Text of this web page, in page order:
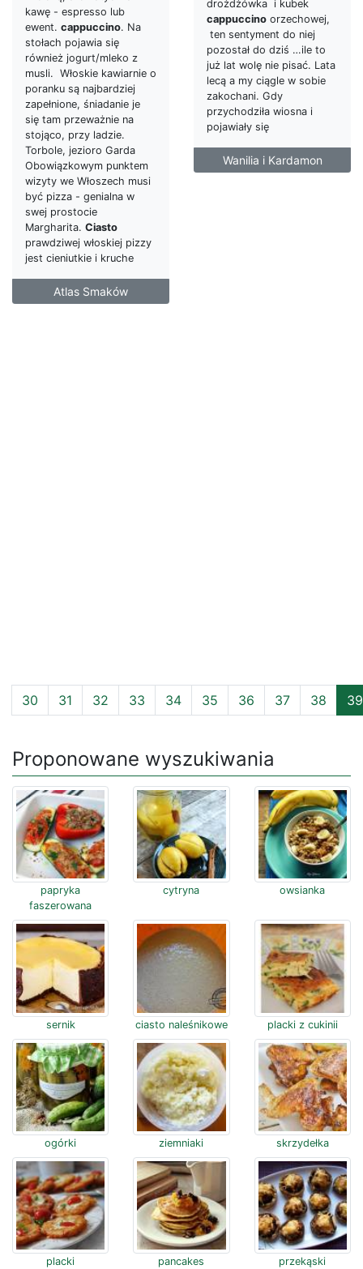
drożdżówka i kubek
cappuccino orzechowej,
ten sentyment do niej
pozostał do dziś …ile to
już lat wolę nie pisać. Lata
lecą a my ciągle w sobie
zakochani. Gdy
przychodziła wiosna i
pojawiały się
Wanilia i Kardamon
kawę - espresso lub
ewent. cappuccino. Na
stołach pojawia się
również jogurt/mleko z
musli. Włoskie kawiarnie o
poranku są najbardziej
zapełnione, śniadanie je
się tam przeważnie na
stojąco, przy ladzie.
Torbole, jezioro Garda
Obowiązkowym punktem
wizyty we Włoszech musi
być pizza - genialna w
swej prostocie
Margharita. Ciasto
prawdziwej włoskiej pizzy
jest cieniutkie i kruche
Atlas Smaków
30 31 32 33 34 35 36 37 38 39
Proponowane wyszukiwania
papryka
faszerowana
cytryna owsianka
sernik ciasto naleśnikowe placki z cukinii
ogórki ziemniaki skrzydełka
placki pancakes przekąski